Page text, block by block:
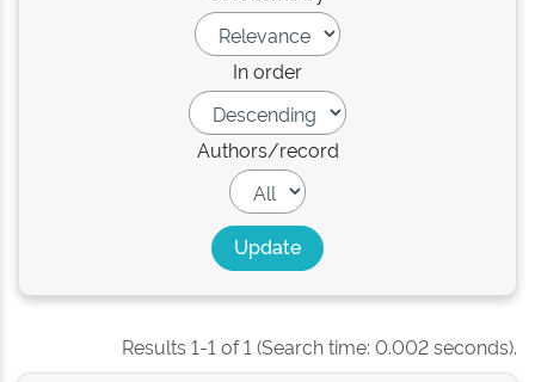
In order
Authors/record
Results 1-1 of 1 (Search time: 0.002 seconds).